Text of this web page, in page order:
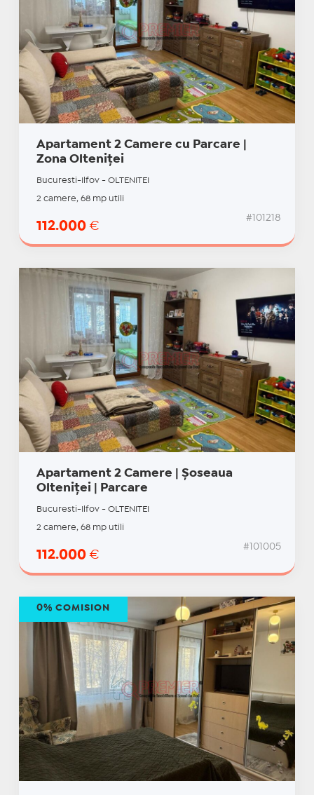
Apartament 2 Camere cu Parcare |
Zona Olteniței
Bucuresti-Ilfov - OLTENITEI
2 camere, 68 mp utili
112.000 €
#101218
Apartament 2 Camere | Șoseaua
Olteniței | Parcare
Bucuresti-Ilfov - OLTENITEI
2 camere, 68 mp utili
112.000 €
#101005
0% COMISION